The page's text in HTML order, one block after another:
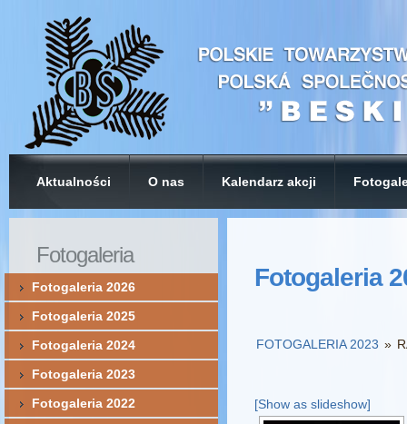
Aktualności O nas Kalendarz akcji
Fotogaleria
FOTOGALERIA 2023 »
[Show as slideshow]
Fotogaleria
Fotogaleria 2026
Fotogaleria 2025
Fotogaleria 2024
Fotogaleria 2023
Fotogaleria 2022